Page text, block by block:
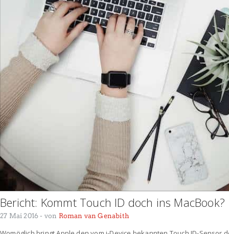
Bericht: Kommt Touch ID doch ins MacBook?
27 Mai 2016 - von Roman van Genabith